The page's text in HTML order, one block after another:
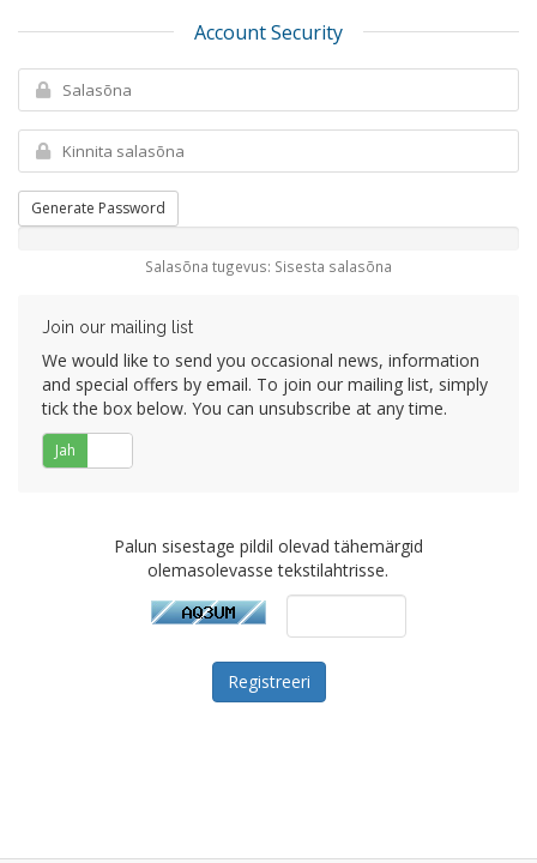
Account Security
Generate Password
Salasõna tugevus: Sisesta salasõna
Join our mailing list
We would like to send you occasional news, information
and special offers by email. To join our mailing list, simply
tick the box below. You can unsubscribe at any time.
Jah
Palun sisestage pildil olevad tähemärgid
olemasolevasse tekstilahtrisse.